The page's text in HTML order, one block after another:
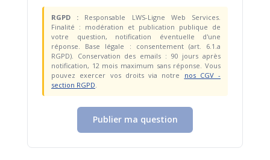
RGPD : Responsable LWS-Ligne Web Services.
Finalité : modération et publication publique de
votre question, notification éventuelle d'une
réponse. Base légale : consentement (art. 6.1.a
RGPD). Conservation des emails : 90 jours après
notification, 12 mois maximum sans réponse. Vous
pouvez exercer vos droits via notre nos CGV -
section RGPD
Publier ma question